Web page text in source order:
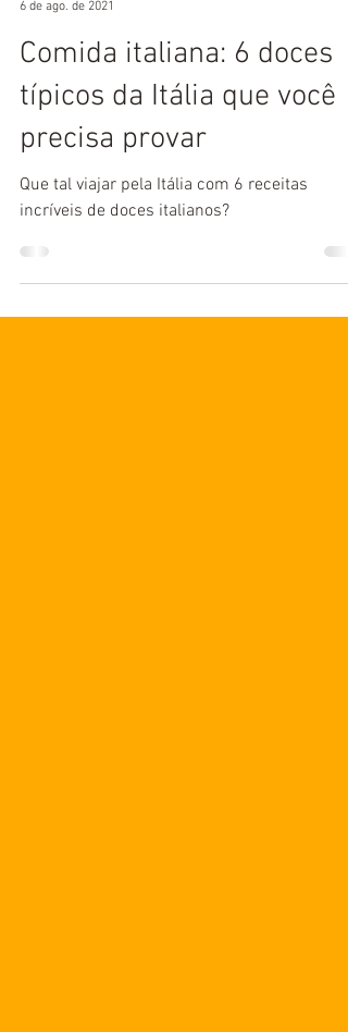
Yspanus Languages
6 de ago. de 2021
Comida italiana: 6 doces
típicos da Itália que você
precisa provar
incríveis de doces italianos?